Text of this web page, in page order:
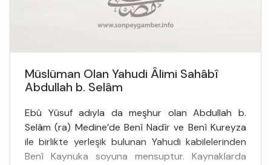
Müslüman Olan Yahudi Âlimi Sahâbî
Abdullah b. Selâm
Ebû Yûsuf adıyla da meşhur olan Abdullah b.
Selâm (ra) Medine’de Benî Nadîr ve Benî Kureyza
ile birlikte yerleşik bulunan Yahudi kabilelerinden
Benî Kaynuka soyuna mensuptur. Kaynaklarda